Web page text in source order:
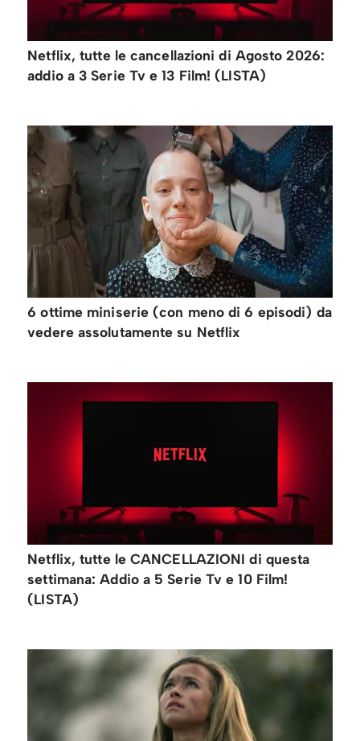
Netflix, tutte le cancellazioni di Agosto 2026:
addio a 3 Serie Tv e 13 Film! (LISTA)
6 ottime miniserie (con meno di 6 episodi) da
vedere assolutamente su Netflix
Netflix, tutte le CANCELLAZIONI di questa
settimana: Addio a 5 Serie Tv e 10 Film!
(LISTA)